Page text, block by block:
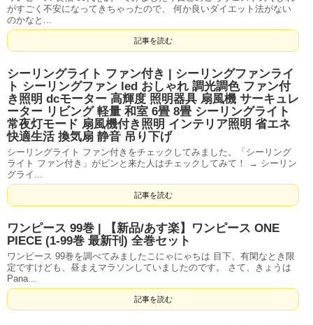
がすごく不安になってきちゃったので、 何か良いダイエット法がない
のかなと...
記事を読む
シーリングライト ファン付き | シーリングファンライ
ト シーリングファン led おしゃれ 調光調色 ファン付
き照明 dcモーター 高輝度 照明器具 扇風機 サーキュレ
ーター リビング 軽量 和室 6畳 8畳 シーリングライト
常夜灯モード 扇風機付き照明 インテリア照明 省エネ
快適生活 換気扇 静音 吊り下げ
シーリングライト ファン付きをチェックしてみました。「シーリング
ライト ファン付き」がピンと来た人はチェックしてみて！ → シーリン
グライ...
記事を読む
ワンピース 99巻 | 【新品/あす楽】ワンピース ONE
PIECE (1-99巻 最新刊) 全巻セット
ワンピース 99巻を調べてみましたこにゃにゃちは 目下、有閑なとき限
定ですけども、昼まえマラソンしていましたのです。 さて、きょうは
Pana...
記事を読む